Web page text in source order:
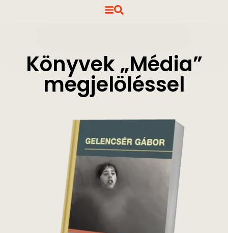
Könyvek „Média”
megjelöléssel